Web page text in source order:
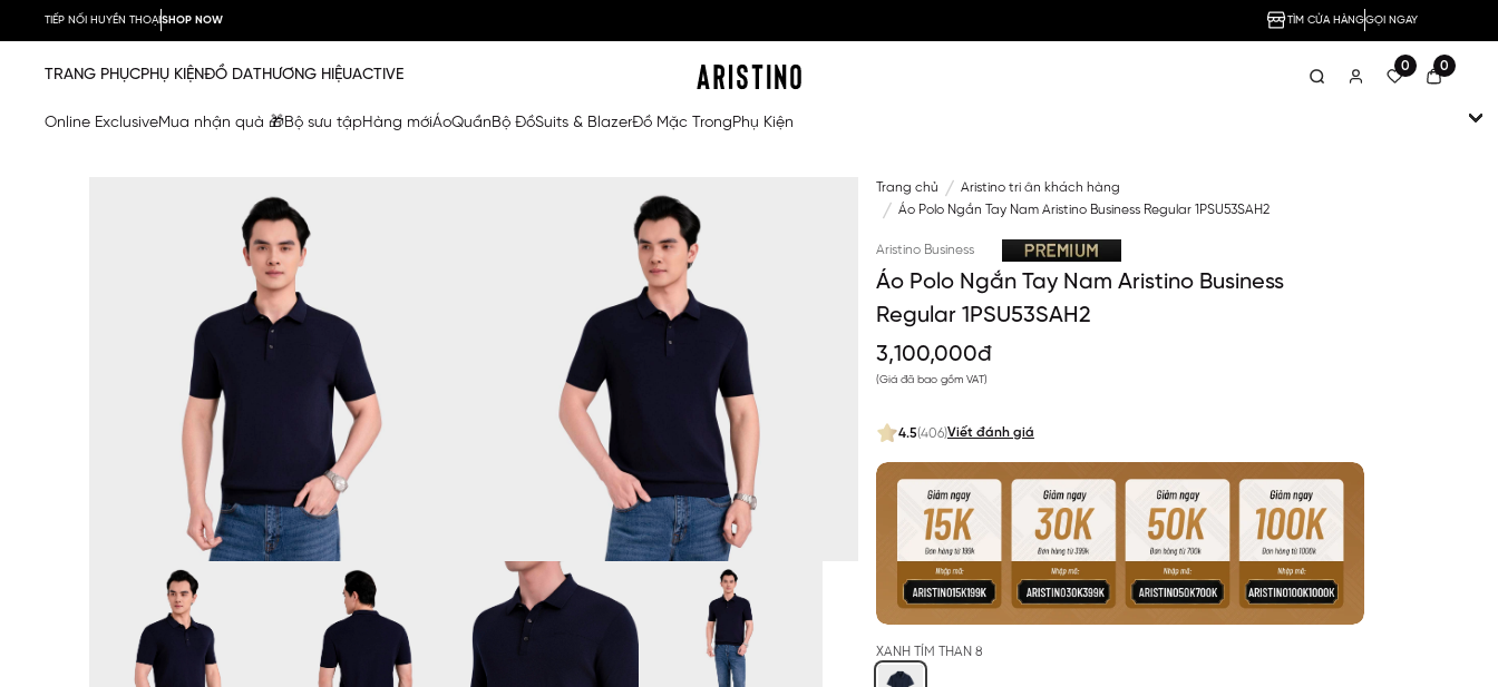
TIẾP NỐI HUYỀN THOẠISHOP NOW TÌM CỬA HÀNGGỌI NGAY
0 0
TRANG PHỤCPHỤ KIỆNĐỒ DATHƯƠNG HIỆUACTIVE
Online ExclusiveMua nhận quà 🎁Bộ sưu tậpHàng mớiÁoQuầnBộ ĐồSuits & BlazerĐồ Mặc TrongPhụ Kiện
Trang chủ
Aristino tri ân khách hàng
Áo Polo Ngắn Tay Nam Aristino Business Regular 1PSU53SAH2
Aristino Business
Áo Polo Ngắn Tay Nam Aristino Business
Regular 1PSU53SAH2
3,100,000đ
(Giá đã bao gồm VAT)
4.5(406)Viết đánh giá
XANH TÍM THAN 8